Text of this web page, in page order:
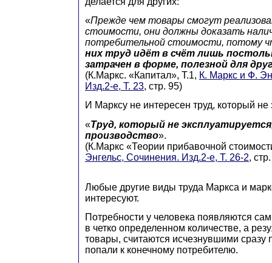
«Прежде чем товары смогут
стоимости, они должны доказать
потребительной стоимости, потому
них труд идёт в счёт лишь
затрачен в форме, полезной для
(К.Маркс. «Капитал», Т.1, К. Маркс и Ф.
Изд.2-е, Т. 23, стр. 95)
И Марксу не интересен труд, который не
«Труд, который не
производство».
(К.Маркс «Теории прибавочной
Энгельс, Сочинения. Изд.2-е, Т. 26-2,
Любые другие виды труда Маркса и
интересуют.
Потребности у человека появляются
в четко определенном количестве, а
товары, считаются исчезнувшими сразу
попали к конечному потребителю.